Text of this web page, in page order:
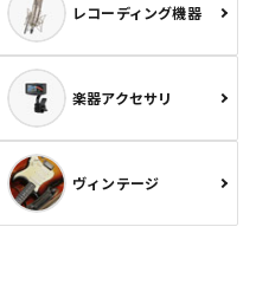
レコーディング機器
楽器アクセサリ
ヴィンテージ